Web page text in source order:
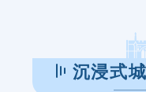
沉浸式